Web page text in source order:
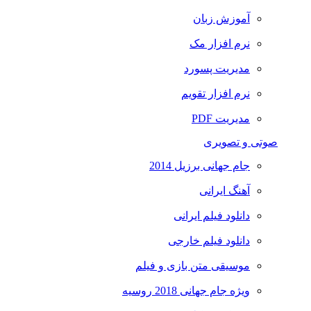
آموزش زبان
نرم افزار مک
مدیریت پسورد
نرم افزار تقویم
مدیریت PDF
صوتی و تصویری
جام جهانی برزیل 2014
آهنگ ایرانی
دانلود فیلم ایرانی
دانلود فیلم خارجی
موسیقی متن بازی و فیلم
ویژه جام جهانی 2018 روسیه